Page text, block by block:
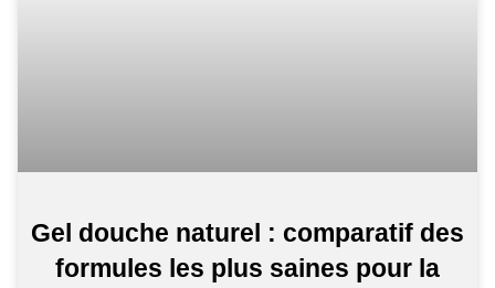
Gel douche naturel : comparatif des
formules les plus saines pour la